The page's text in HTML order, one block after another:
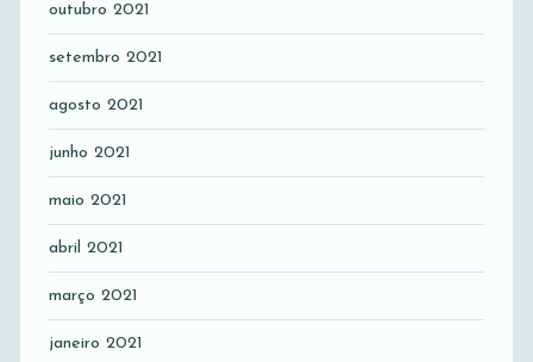
outubro 2021
setembro 2021
agosto 2021
junho 2021
maio 2021
abril 2021
março 2021
janeiro 2021